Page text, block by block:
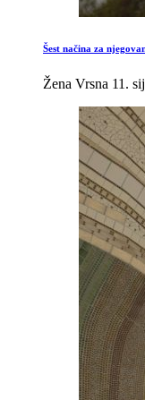
Šest načina za
Žena Vrsna 11.